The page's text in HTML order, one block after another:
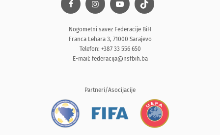
Nogometni savez Federacije BiH
Franca Lehara 3, 71000 Sarajevo
Telefon: +387 33 556 650
E-mail: federacija@nsfbih.ba
Partneri/Asocijacije